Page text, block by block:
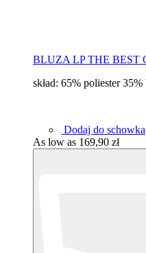
BLUZA LP THE BEST
skład: 65% poliester 35%
Dodaj do schowka
As low as 169,90 zł